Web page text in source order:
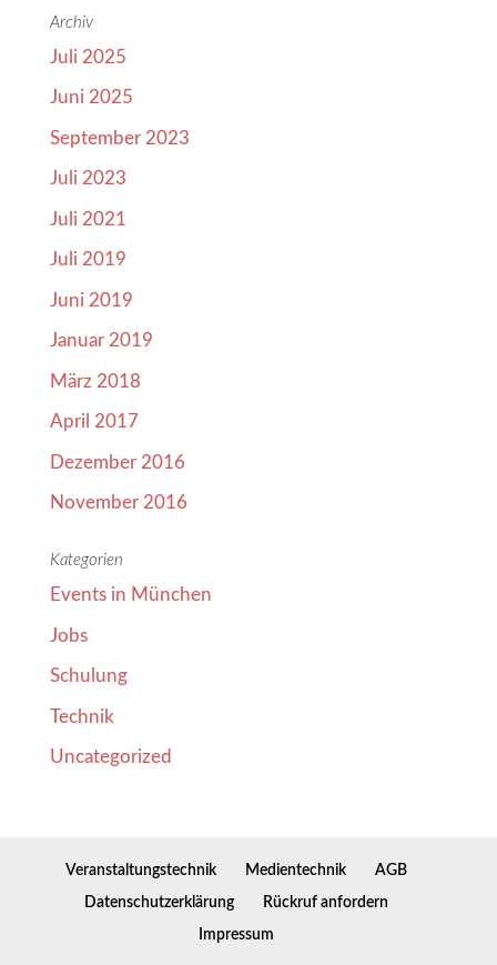
Archiv
Juli 2025
Juni 2025
September 2023
Juli 2023
Juli 2021
Juli 2019
Juni 2019
Januar 2019
März 2018
April 2017
Dezember 2016
November 2016
Kategorien
Events in München
Jobs
Schulung
Technik
Uncategorized
Veranstaltungstechnik Medientechnik AGB
Datenschutzerklärung Rückruf anfordern
Impressum